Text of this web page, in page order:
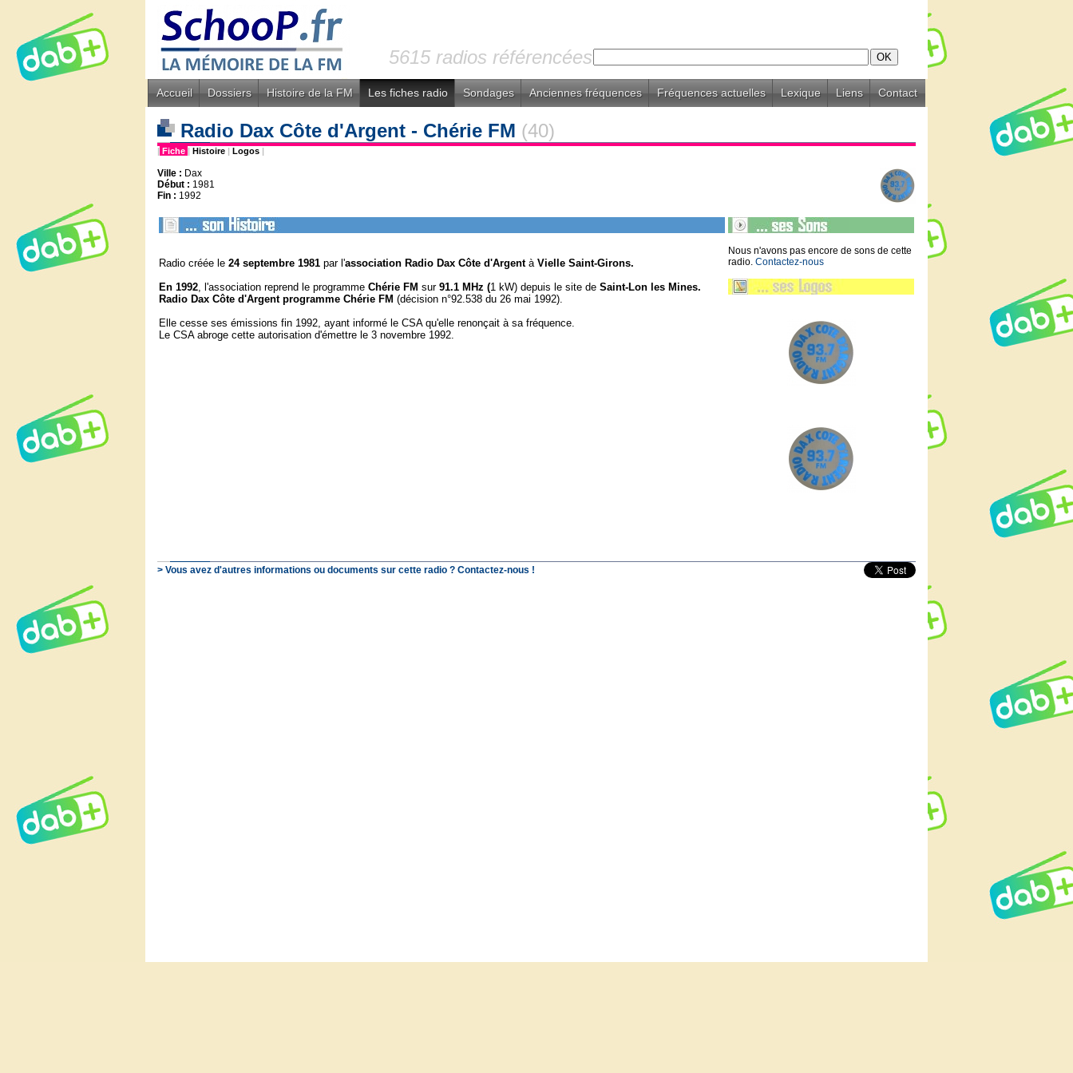
5615 radios référencées
Accueil Dossiers Histoire de la FM Les fiches radio Sondages Anciennes fréquences Fréquences actuelles Lexique Liens Contact
Radio Dax Côte d'Argent - Chérie FM (40)
| Fiche | Histoire | Logos |
Ville : Dax
Début : 1981
Fin : 1992
Radio créée le 24 septembre 1981 par l'association Radio Dax Côte d'Argent àVielle Saint-Girons.
En 1992, l'association reprend le programme Chérie FM sur91.1 MHz (1 kW) depuis le site de Saint-Lon les Mines.
Radio Dax Côte d'Argent programme Chérie FM (décision n°92.538 du 26 mai 1992).
Elle cesse ses émissions fin 1992, ayant informé le CSA qu'elle renonçait à sa fréquence.
Le CSA abroge cette autorisation d'émettre le 3 novembre 1992.
Nous n'avons pas encore de sons de cette
radio. Contactez-nous
> Vous avez d'autres informations ou documents sur cette radio ? Contactez-nous !